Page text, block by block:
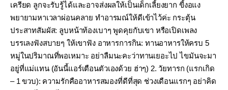
เครียด ลูกจะรับรู้ได้และอาจส่งผลให้เป็นเด็กเลี้ยงยาก ขี้งอแง
พยายามหาเวลาผ่อนคลาย ทำอารมณ์ให้ดีเข้าไว้ค่ะ กระตุ้น
ประสาทสัมผัส: ลูบหน้าท้องเบาๆ พูดคุยกับเขา หรือเปิดเพลง
บรรเลงฟังสบายๆ ให้เขาฟัง อาหารการกิน: ทานอาหารให้ครบ 5
หมู่ในปริมาณที่พอเหมาะ อย่าลืมนะคะว่าทานเยอะไป ไขมันจะมา
อยู่ที่แม่แทน (อันนี้แอร์เตือนตัวเองด้วย ฮ่าๆ) 2. วัยทารก (แรกเกิด
– 1 ขวบ): ความรักคืออาหารสมองที่ดีที่สุด ช่วงเดือนแรกๆ อย่าคิด